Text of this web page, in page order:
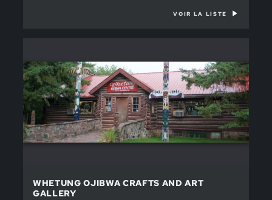
VOIR LA LISTE
WHETUNG OJIBWA CRAFTS AND ART
GALLERY